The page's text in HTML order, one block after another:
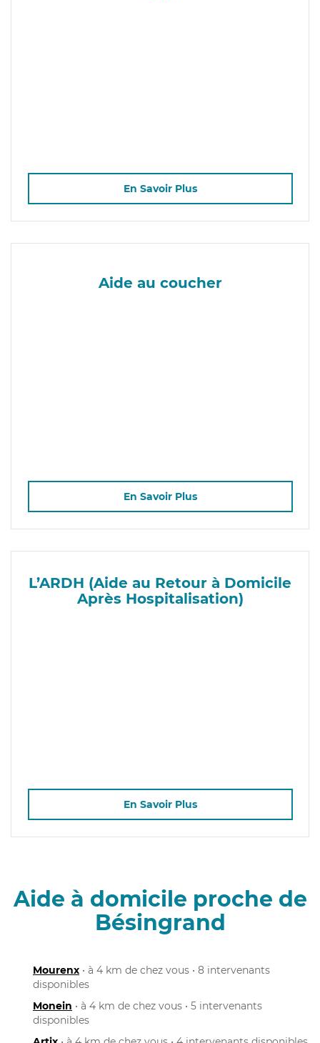
En Savoir Plus
Aide au coucher
En Savoir Plus
L’ARDH (Aide au Retour à Domicile
Après Hospitalisation)
En Savoir Plus
Aide à domicile proche de
Bésingrand
Mourenx • à 4 km de chez vous • 8 intervenants
disponibles
Monein • à 4 km de chez vous • 5 intervenants
disponibles